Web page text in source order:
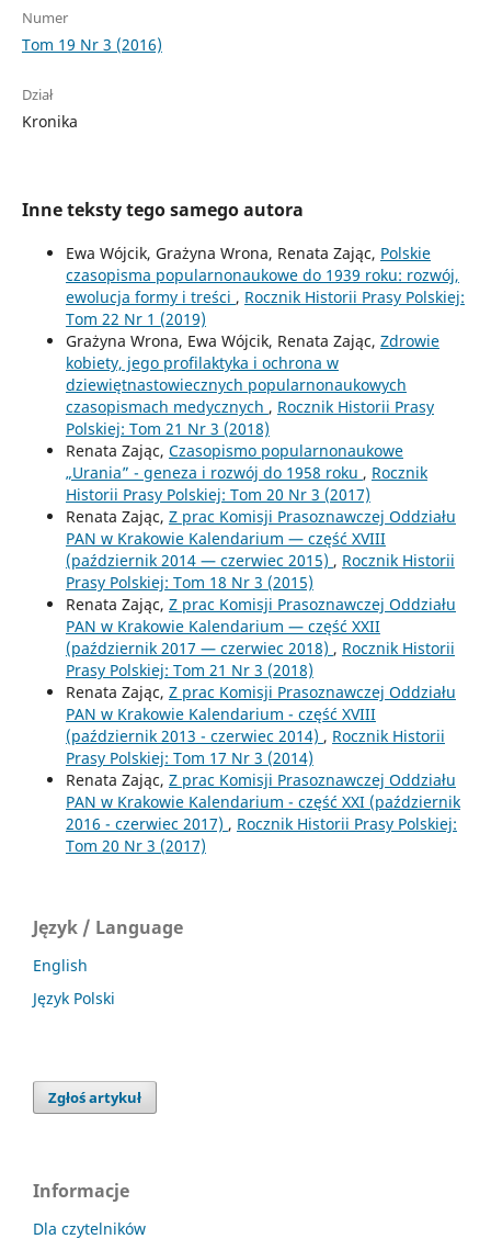
Numer
Tom 19 Nr 3 (2016)
Dział
Kronika
Inne teksty tego samego autora
Ewa Wójcik, Grażyna Wrona, Renata Zając, Polskie
czasopisma popularnonaukowe do 1939 roku: rozwój,
ewolucja formy i treści , Rocznik Historii Prasy Polskiej:
Tom 22 Nr 1 (2019)
Grażyna Wrona, Ewa Wójcik, Renata Zając, Zdrowie
kobiety, jego profilaktyka i ochrona w
dziewiętnastowiecznych popularnonaukowych
czasopismach medycznych , Rocznik Historii Prasy
Polskiej: Tom 21 Nr 3 (2018)
Renata Zając, Czasopismo popularnonaukowe
„Urania” - geneza i rozwój do 1958 roku , Rocznik
Historii Prasy Polskiej: Tom 20 Nr 3 (2017)
Renata Zając, Z prac Komisji Prasoznawczej Oddziału
PAN w Krakowie Kalendarium — część XVIII
(październik 2014 — czerwiec 2015) , Rocznik Historii
Prasy Polskiej: Tom 18 Nr 3 (2015)
Renata Zając, Z prac Komisji Prasoznawczej Oddziału
PAN w Krakowie Kalendarium — część XXII
(październik 2017 — czerwiec 2018) , Rocznik Historii
Prasy Polskiej: Tom 21 Nr 3 (2018)
Renata Zając, Z prac Komisji Prasoznawczej Oddziału
PAN w Krakowie Kalendarium - część XVIII
(październik 2013 - czerwiec 2014) , Rocznik Historii
Prasy Polskiej: Tom 17 Nr 3 (2014)
Renata Zając, Z prac Komisji Prasoznawczej Oddziału
PAN w Krakowie Kalendarium - część XXI (październik
2016 - czerwiec 2017) , Rocznik Historii Prasy Polskiej:
Tom 20 Nr 3 (2017)
Język / Language
English
Język Polski
Zgłoś artykuł
Informacje
Dla czytelników